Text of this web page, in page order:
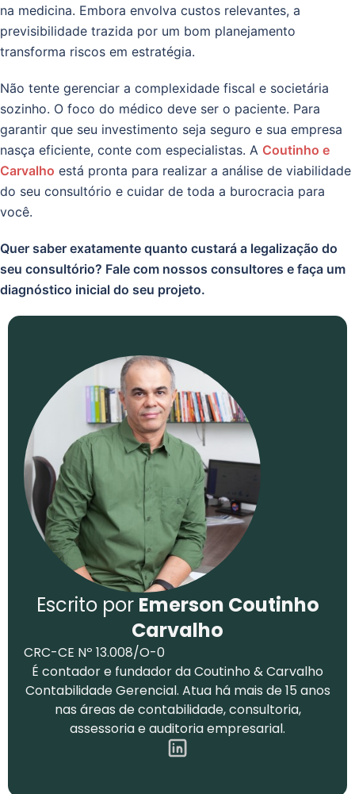
na medicina. Embora envolva custos relevantes, a
previsibilidade trazida por um bom planejamento
transforma riscos em estratégia.
Não tente gerenciar a complexidade fiscal e societária
sozinho. O foco do médico deve ser o paciente. Para
garantir que seu investimento seja seguro e sua empresa
nasça eficiente, conte com especialistas. A Coutinho e
Carvalho está pronta para realizar a análise de viabilidade
do seu consultório e cuidar de toda a burocracia para
você.
Quer saber exatamente quanto custará a legalização do
seu consultório? Fale com nossos consultores e faça um
diagnóstico inicial do seu projeto.
Escrito por Emerson Coutinho
Carvalho
CRC-CE Nº 13.008/O-0
É contador e fundador da Coutinho & Carvalho
Contabilidade Gerencial. Atua há mais de 15 anos
nas áreas de contabilidade, consultoria,
assessoria e auditoria empresarial.